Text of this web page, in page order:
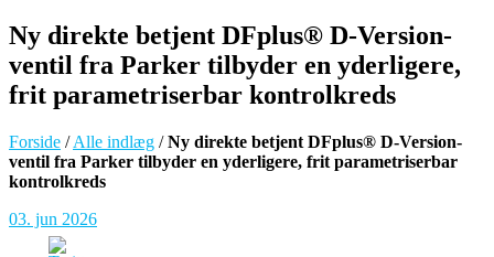
Ny direkte betjent DFplus® D-Version-
ventil fra Parker tilbyder en yderligere,
frit parametriserbar kontrolkreds
Forside /Alle indlæg /Ny direkte betjent DFplus® D-Version-
ventil fra Parker tilbyder en yderligere, frit parametriserbar
kontrolkreds
03. jun 2026